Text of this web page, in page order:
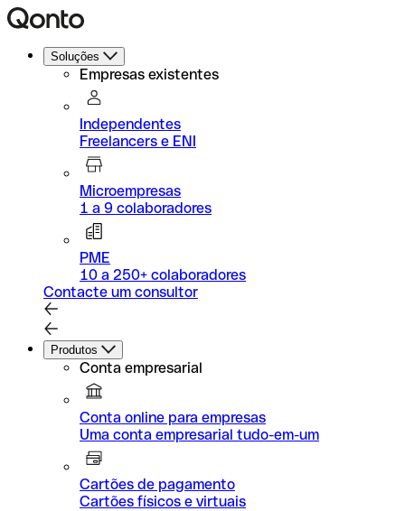
Soluções
Empresas existentes
Independentes
Freelancers e ENI
Microempresas
1 a 9 colaboradores
PME
10 a 250+ colaboradores
Contacte um consultor
Produtos
Conta empresarial
Conta online para empresas
Uma conta empresarial tudo-em-um
Cartões de pagamento
Cartões físicos e virtuais